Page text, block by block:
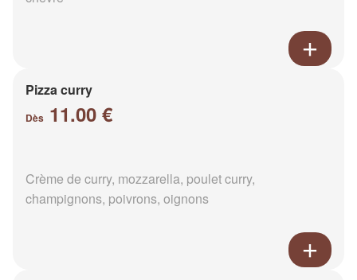
Pizza curry
Dès 11.00 €
Crème de curry, mozzarella, poulet curry,
champignons, poivrons, oignons